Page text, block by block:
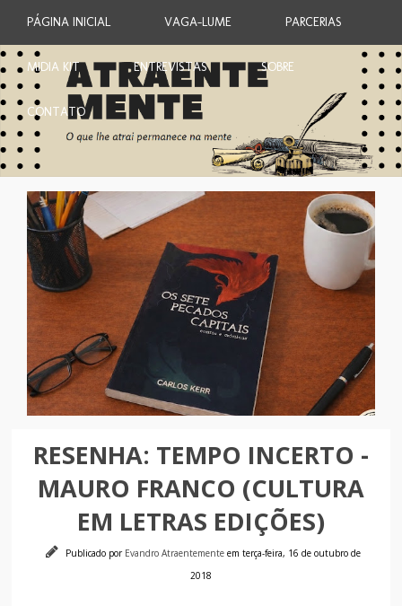
PÁGINA INICIAL VAGA-LUME PARCERIAS
MIDIA KIT ENTREVISTAS SOBRE
CONTATO
RESENHA: TEMPO INCERTO -
MAURO FRANCO (CULTURA
EM LETRAS EDIÇÕES)
Publicado por Evandro Atraentemente em terça-feira, 16 de outubro de
2018